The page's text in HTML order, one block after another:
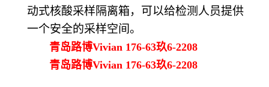
动式核酸采样隔离箱，可以给检测人员提供
一个安全的采样空间。
青岛路博Vivian 176-63玖6-2208
青岛路博Vivian 176-63玖6-2208